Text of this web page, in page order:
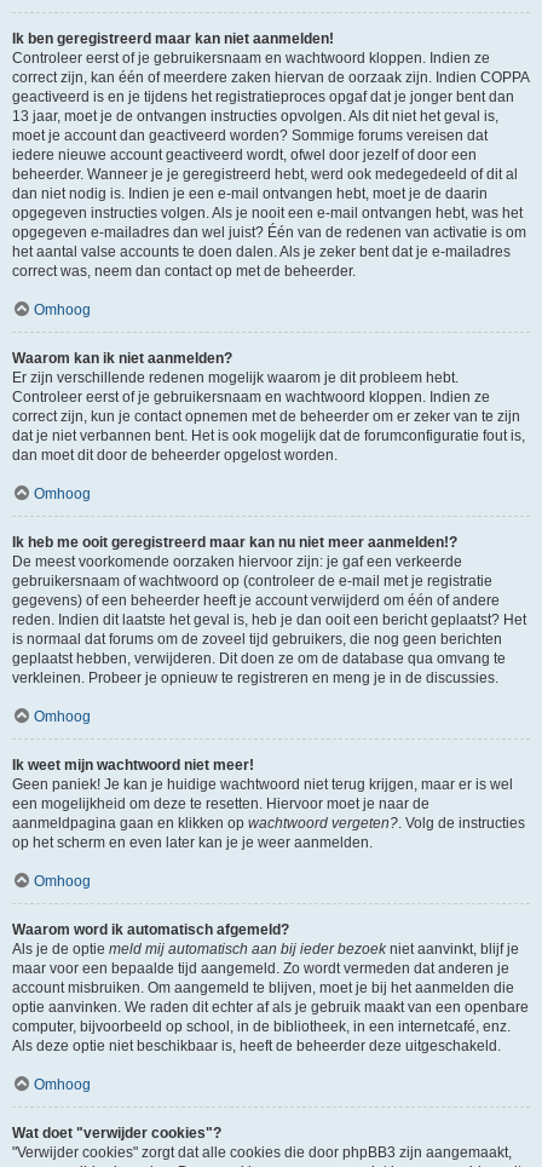
Ik ben geregistreerd maar kan niet aanmelden!
Controleer eerst of je gebruikersnaam en wachtwoord kloppen. Indien ze
correct zijn, kan één of meerdere zaken hiervan de oorzaak zijn. Indien COPPA
geactiveerd is en je tijdens het registratieproces opgaf dat je jonger bent dan
13 jaar, moet je de ontvangen instructies opvolgen. Als dit niet het geval is,
moet je account dan geactiveerd worden? Sommige forums vereisen dat
iedere nieuwe account geactiveerd wordt, ofwel door jezelf of door een
beheerder. Wanneer je je geregistreerd hebt, werd ook medegedeeld of dit al
dan niet nodig is. Indien je een e-mail ontvangen hebt, moet je de daarin
opgegeven instructies volgen. Als je nooit een e-mail ontvangen hebt, was het
opgegeven e-mailadres dan wel juist? Één van de redenen van activatie is om
het aantal valse accounts te doen dalen. Als je zeker bent dat je e-mailadres
correct was, neem dan contact op met de beheerder.
Omhoog
Waarom kan ik niet aanmelden?
Er zijn verschillende redenen mogelijk waarom je dit probleem hebt.
Controleer eerst of je gebruikersnaam en wachtwoord kloppen. Indien ze
correct zijn, kun je contact opnemen met de beheerder om er zeker van te zijn
dat je niet verbannen bent. Het is ook mogelijk dat de forumconfiguratie fout is,
dan moet dit door de beheerder opgelost worden.
Omhoog
Ik heb me ooit geregistreerd maar kan nu niet meer aanmelden!?
De meest voorkomende oorzaken hiervoor zijn: je gaf een verkeerde
gebruikersnaam of wachtwoord op (controleer de e-mail met je registratie
gegevens) of een beheerder heeft je account verwijderd om één of andere
reden. Indien dit laatste het geval is, heb je dan ooit een bericht geplaatst? Het
is normaal dat forums om de zoveel tijd gebruikers, die nog geen berichten
geplaatst hebben, verwijderen. Dit doen ze om de database qua omvang te
verkleinen. Probeer je opnieuw te registreren en meng je in de discussies.
Omhoog
Ik weet mijn wachtwoord niet meer!
Geen paniek! Je kan je huidige wachtwoord niet terug krijgen, maar er is wel
een mogelijkheid om deze te resetten. Hiervoor moet je naar de
aanmeldpagina gaan en klikken op wachtwoord vergeten?. Volg de instructies
op het scherm en even later kan je je weer aanmelden.
Omhoog
Waarom word ik automatisch afgemeld?
Als je de optie meld mij automatisch aan bij ieder bezoekniet aanvinkt, blijf je
maar voor een bepaalde tijd aangemeld. Zo wordt vermeden dat anderen je
account misbruiken. Om aangemeld te blijven, moet je bij het aanmelden die
optie aanvinken. We raden dit echter af als je gebruik maakt van een openbare
computer, bijvoorbeeld op school, in de bibliotheek, in een internetcafé, enz.
Als deze optie niet beschikbaar is, heeft de beheerder deze uitgeschakeld.
Omhoog
Wat doet "verwijder cookies"?
"Verwijder cookies" zorgt dat alle cookies die door phpBB3 zijn aangemaakt,